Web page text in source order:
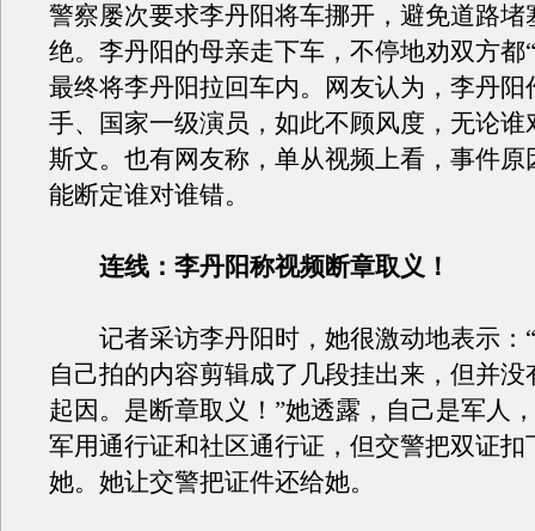
警察屡次要求李丹阳将车挪开，避免道路堵
绝。李丹阳的母亲走下车，不停地劝双方都
最终将李丹阳拉回车内。网友认为，李丹阳
手、国家一级演员，如此不顾风度，无论谁
斯文。也有网友称，单从视频上看，事件原
能断定谁对谁错。
连线：李丹阳称视频断章取义！
记者采访李丹阳时，她很激动地表示：
自己拍的内容剪辑成了几段挂出来，但并没
起因。是断章取义！”她透露，自己是军人
军用通行证和社区通行证，但交警把双证扣
她。她让交警把证件还给她。